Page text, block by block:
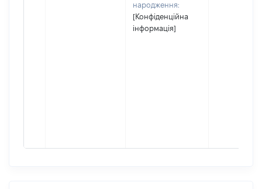
народження:
[Конфіденційна
інформація]